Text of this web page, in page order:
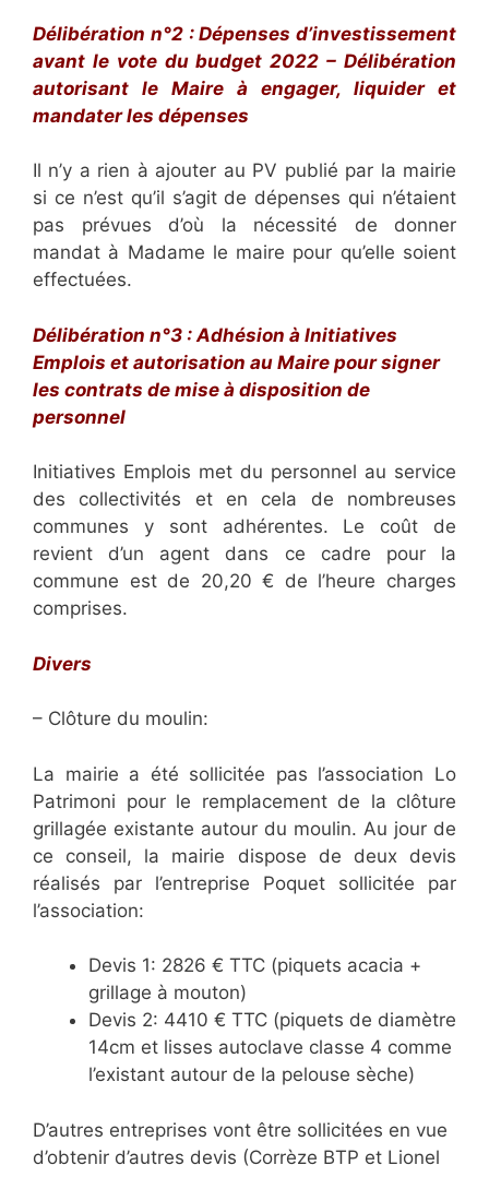
Délibération n°2 : Dépenses d’investissement
avant le vote du budget 2022 – Délibération
autorisant le Maire à engager, liquider et
mandater les dépenses
Il n’y a rien à ajouter au PV publié par la mairie
si ce n’est qu’il s’agit de dépenses qui n’étaient
pas prévues d’où la nécessité de donner
mandat à Madame le maire pour qu’elle soient
effectuées.
Délibération n°3 : Adhésion à Initiatives
Emplois et autorisation au Maire pour signer
les contrats de mise à disposition de
personnel
Initiatives Emplois met du personnel au service
des collectivités et en cela de nombreuses
communes y sont adhérentes. Le coût de
revient d’un agent dans ce cadre pour la
commune est de 20,20 € de l’heure charges
comprises.
Divers
– Clôture du moulin:
La mairie a été sollicitée pas l’association Lo
Patrimoni pour le remplacement de la clôture
grillagée existante autour du moulin. Au jour de
ce conseil, la mairie dispose de deux devis
réalisés par l’entreprise Poquet sollicitée par
l’association:
Devis 1: 2826 € TTC (piquets acacia +
grillage à mouton)
Devis 2: 4410 € TTC (piquets de diamètre
14cm et lisses autoclave classe 4 comme
l’existant autour de la pelouse sèche)
D’autres entreprises vont être sollicitées en vue
d’obtenir d’autres devis (Corrèze BTP et Lionel